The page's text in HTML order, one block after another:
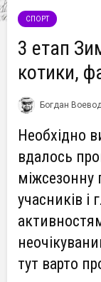
СПОРТ
3 етап
котики,
Богдан
Необхідно
вдалось
міжсезонну
учасників і
тут варто